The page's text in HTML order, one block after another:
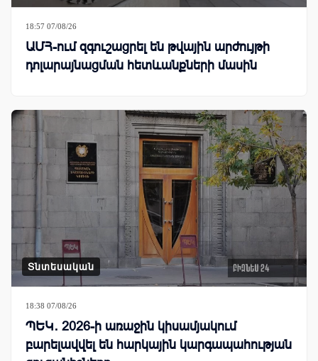
18:57 07/08/26
ԱՄՀ-ում զգուշացրել են թվային արժույթի
դոլարայնացման հետևանքների մասին
Տնտեսական
18:38 07/08/26
ՊԵԿ․ 2026-ի առաջին կիսամյակում
բարելավվել են հարկային կարգապահության